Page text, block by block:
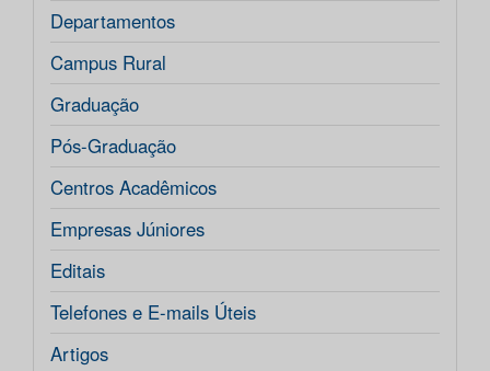
Departamentos
Campus Rural
Graduação
Pós-Graduação
Centros Acadêmicos
Empresas Júniores
Editais
Telefones e E-mails Úteis
Artigos